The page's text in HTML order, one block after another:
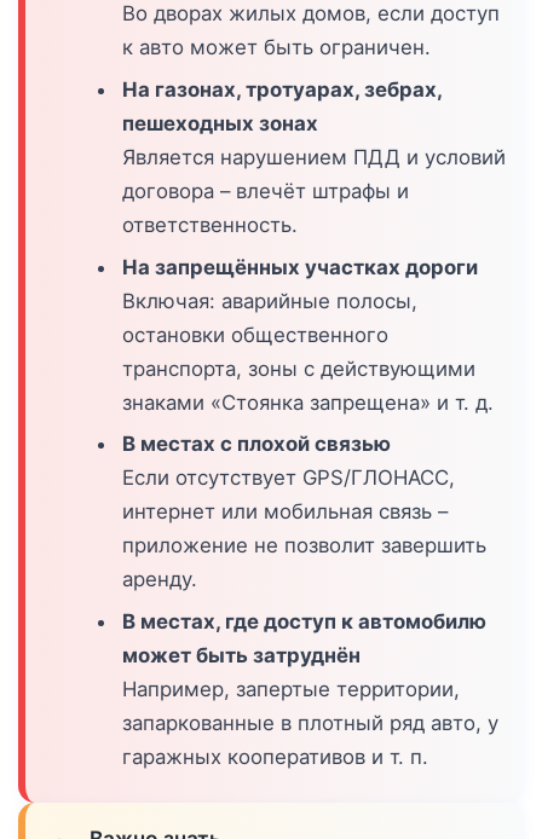
Во дворах жилых домов, если доступ
к авто может быть ограничен.
На газонах, тротуарах, зебрах,
пешеходных зонах
Является нарушением ПДД и условий
договора – влечёт штрафы и
ответственность.
На запрещённых участках дороги
Включая: аварийные полосы,
остановки общественного
транспорта, зоны с действующими
знаками «Стоянка запрещена» и т. д.
В местах с плохой связью
Если отсутствует GPS/ГЛОНАСС,
интернет или мобильная связь –
приложение не позволит завершить
аренду.
В местах, где доступ к автомобилю
может быть затруднён
Например, запертые территории,
запаркованные в плотный ряд авто, у
гаражных кооперативов и т. п.